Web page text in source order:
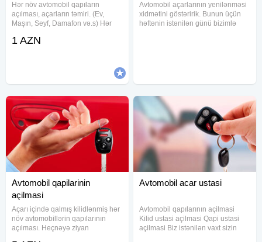
Hər növ avtomobil qapıların
açılması, açarların təmiri. (Ev,
Maşın, Seyf, Damafon və.s) Hər
Maşın pultlarının hazırlanması və
1 AZN
Avtomobil açarlarının yenilənməsi
xidmətini göstəririk. Bunun üçün
həftənin istənilən günü bizimlə
Avtomobil qapilarinin
açilmasi
Açarı içində qalmış kilidlənmiş hər
növ avtomobillərin qapılarının
açılması. Heçnəyə ziyan
Avtomobil acar ustasi
Avtomobil qapılarının açilmasi
Kilid ustasi açilmasi Qapi ustasi
açilmasi Biz istənilən vaxt sizin